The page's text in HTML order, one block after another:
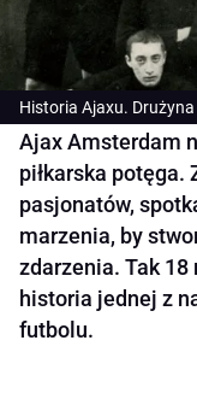
Historia Ajaxu.
Ajax Amsterdam
piłkarska potęga.
pasjonatów,
marzenia, by
zdarzenia. Tak 18
historia jednej z
futbolu.